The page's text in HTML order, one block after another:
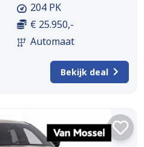
204 PK
€ 25.950,-
Automaat
Bekijk deal